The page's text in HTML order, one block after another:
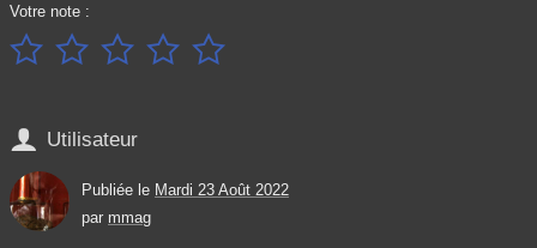
Votre note :
    
 Utilisateur
Publiée le Mardi 23 Août 2022
par mmag